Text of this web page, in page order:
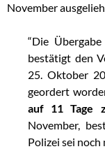
November
“Die
bestätigt den
25. Oktober
geordert
auf 11 Tage
November,
Polizei sei